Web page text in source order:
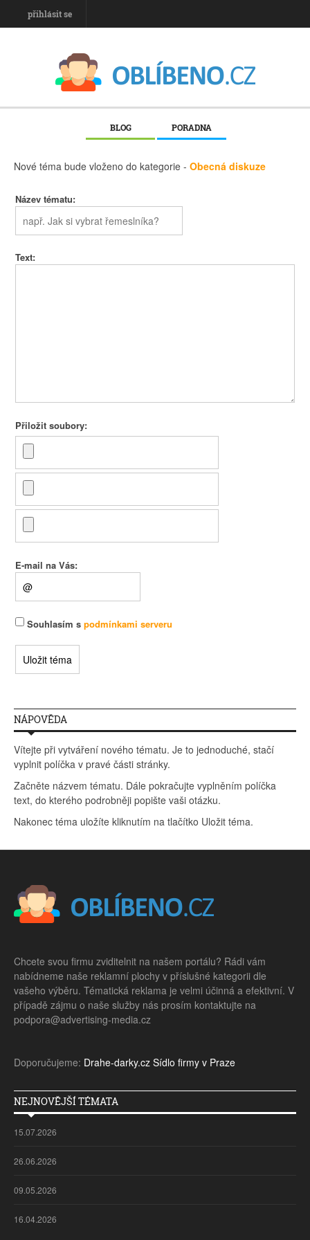
přihlásit se
BLOG PORADNA
Nové téma bude vloženo do kategorie - Obecná diskuze
Název tématu:
Text:
Přiložit soubory:
E-mail na Vás:
Souhlasím s podmínkami serveru
NÁPOVĚDA
Vítejte při vytváření nového tématu. Je to jednoduché, stačí
vyplnit políčka v pravé části stránky.
Začněte názvem tématu. Dále pokračujte vyplněním políčka
text, do kterého podrobněji popište vaši otázku.
Nakonec téma uložíte kliknutím na tlačítko Uložit téma.
Chcete svou firmu zviditelnit na našem portálu? Rádi vám
nabídneme naše reklamní plochy v příslušné kategorii dle
vašeho výběru. Tématická reklama je velmi účinná a efektivní. V
případě zájmu o naše služby nás prosím kontaktujte na
podpora@advertising-media.cz
Doporučujeme: Drahe-darky.cz Sídlo firmy v Praze
NEJNOVĚJŠÍ TÉMATA
15.07.2026
26.06.2026
09.05.2026
16.04.2026